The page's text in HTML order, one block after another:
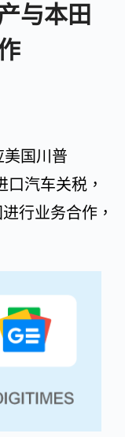
与本田
美国川普
口汽车关税，
行业务合作，